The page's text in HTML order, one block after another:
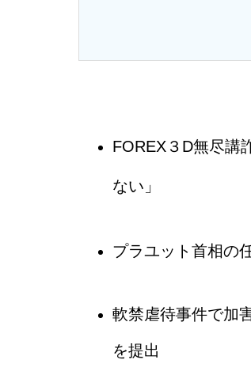
FOREX３D無尽講
ない」
プラユット首相の
軟禁虐待事件で加
を提出